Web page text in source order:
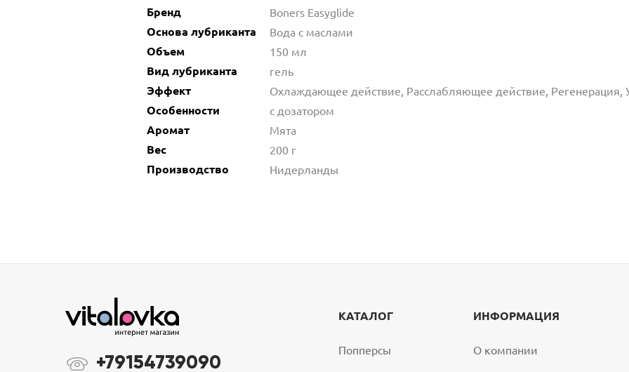
Бренд Boners Easyglide
Основа лубриканта Вода с маслами
Объем 150 мл
Вид лубриканта гель
Эффект Охлаждающее действие, Расслабляющее действие, Регенерация,
Особенности с дозатором
Аромат Мята
Вес 200 г
Производство Нидерланды
+79154739090
КАТАЛОГ
Попперсы
ИНФОРМАЦИЯ
О компании